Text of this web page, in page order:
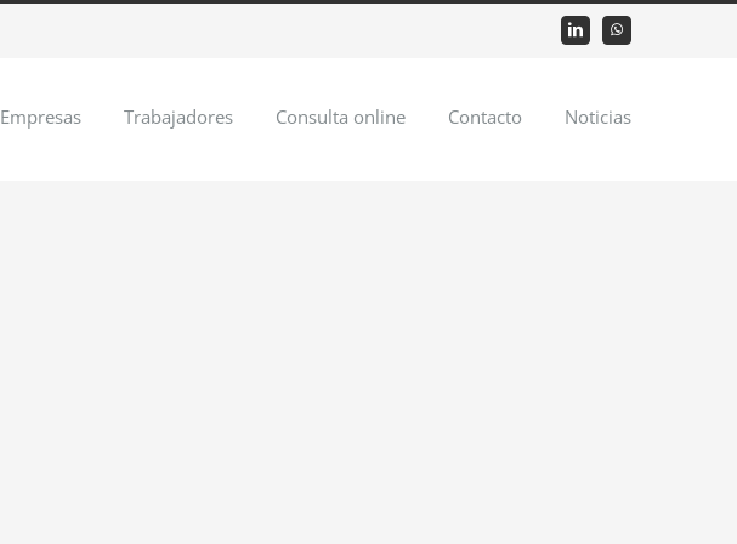
LinkedInWhatsApp
Empresas Trabajadores Consulta online Contacto Noticias